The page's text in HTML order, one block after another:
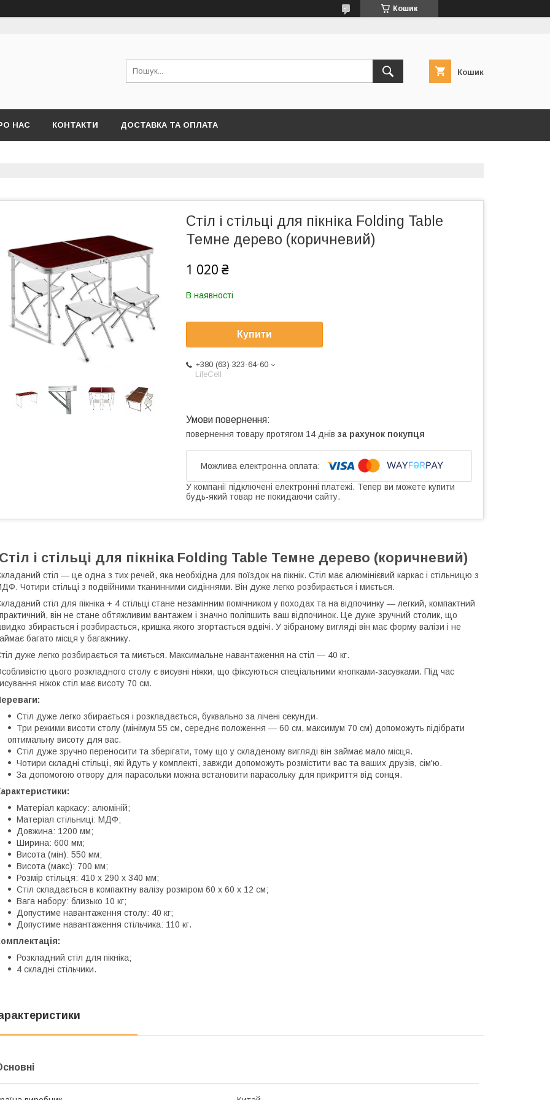
Кошик
Кошик
НАС КОНТАКТИ ДОСТАВКА ТА ОПЛАТА
Стіл і стільці для пікніка Folding Table
Темне дерево (коричневий)
1 020 ₴
В наявності
Купити
+380 (63) 323-64-60
LifeCell
повернення товару протягом 14 днів за рахунок покупця
У компанії підключені електронні платежі. Тепер ви можете купити
будь-який товар не покидаючи сайту.
і стільці для пікніка Folding Table Темне дерево (коричневий)
стіл — це одна з тих речей, яка необхідна для поїздок на пікнік. Стіл має алюмінієвий каркас і стільницю з
Чотири стільці з подвійними тканинними сидіннями. Він дуже легко розбирається і миється.
стіл для пікніка + 4 стільці стане незамінним помічником у походах та на відпочинку — легкий, компактний
практичний, він не стане обтяжливим вантажем і значно поліпшить ваш відпочинок. Це дуже зручний столик, що
збирається і розбирається, кришка якого згортається вдвічі. У зібраному вигляді він має форму валізи і не
багато місця у багажнику.
дуже легко розбирається та миється. Максимальне навантаження на стіл — 40 кг.
цього розкладного столу є висувні ніжки, що фіксуються спеціальними кнопками-засувками. Під час
ніжок стіл має висоту 70 см.
Стіл дуже легко збирається і розкладається, буквально за лічені секунди.
Три режими висоти столу (мінімум 55 см, середнє положення — 60 см, максимум 70 см) допоможуть підібрати
оптимальну висоту для вас.
Стіл дуже зручно переносити та зберігати, тому що у складеному вигляді він займає мало місця.
Чотири складні стільці, які йдуть у комплекті, завжди допоможуть розмістити вас та ваших друзів, сім'ю.
За допомогою отвору для парасольки можна встановити парасольку для прикриття від сонця.
Матеріал каркасу: алюміній;
Матеріал стільниці: МДФ;
Довжина: 1200 мм;
Ширина: 600 мм;
Висота (мін): 550 мм;
Висота (макс): 700 мм;
Розмір стільця: 410 х 290 х 340 мм;
Стіл складається в компактну валізу розміром 60 х 60 х 12 см;
Вага набору: близько 10 кг;
Допустиме навантаження столу: 40 кг;
Допустиме навантаження стільчика: 110 кг.
Розкладний стіл для пікніка;
4 складні стільчики.